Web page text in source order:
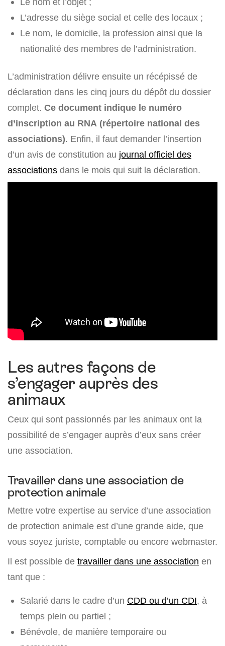
L’adresse du siège social et celle des locaux ;
Le nom, le domicile, la profession ainsi que la
nationalité des membres de l’administration.
L’administration délivre ensuite un récépissé de
déclaration dans les cinq jours du dépôt du dossier
complet. Ce document indique le numéro
d’inscription au RNA (répertoire national des
associations). Enfin, il faut demander l’insertion
d’un avis de constitution au journal officiel des
associations dans le mois qui suit la déclaration.
Les autres façons de
s’engager auprès des
animaux
Ceux qui sont passionnés par les animaux ont la
possibilité de s’engager auprès d’eux sans créer
une association.
Travailler dans une association de
protection animale
Mettre votre expertise au service d’une association
de protection animale est d’une grande aide, que
vous soyez juriste, comptable ou encore webmaster.
Il est possible de travailler dans une association en
tant que :
Salarié dans le cadre d’un CDD ou d’un CDI, à
temps plein ou partiel ;
Bénévole, de manière temporaire ou